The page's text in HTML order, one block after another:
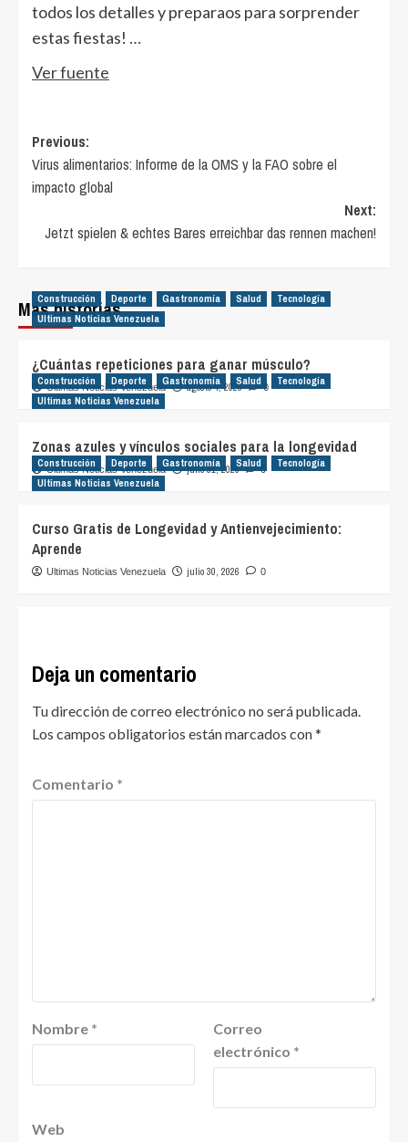
todos los detalles y preparaos para sorprender
estas fiestas! …
Ver fuente
Post
navigation
Previous:
Virus alimentarios: Informe de la OMS y la FAO sobre el
impacto global
Next:
Jetzt spielen & echtes Bares erreichbar das rennen machen!
Más historias
Construcción Deporte Gastronomía Salud
Tecnología
Ultimas Noticias Venezuela
¿Cuántas repeticiones para ganar músculo?
Ultimas Noticias Venezuela agosto 4, 2026 0
Construcción Deporte Gastronomía Salud
Tecnología
Ultimas Noticias Venezuela
Zonas azules y vínculos sociales para la longevidad
Ultimas Noticias Venezuela julio 31, 2026 0
Construcción Deporte Gastronomía Salud
Tecnología
Ultimas Noticias Venezuela
Curso Gratis de Longevidad y Antienvejecimiento:
Aprende
Ultimas Noticias Venezuela julio 30, 2026 0
Deja un comentario
Tu dirección de correo electrónico no será publicada.
Los campos obligatorios están marcados con*
Comentario *
Nombre *
Correo
electrónico *
Web